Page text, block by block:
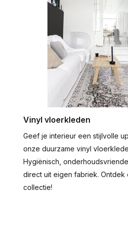
Vinyl vloerkleden
Geef je interieur een stijlvolle
onze duurzame vinyl
Hygiënisch,
direct uit eigen fabriek. Ontdek
collectie!